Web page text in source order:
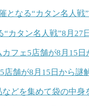
“カタン名人戦”8月27
店舗が8月15日から